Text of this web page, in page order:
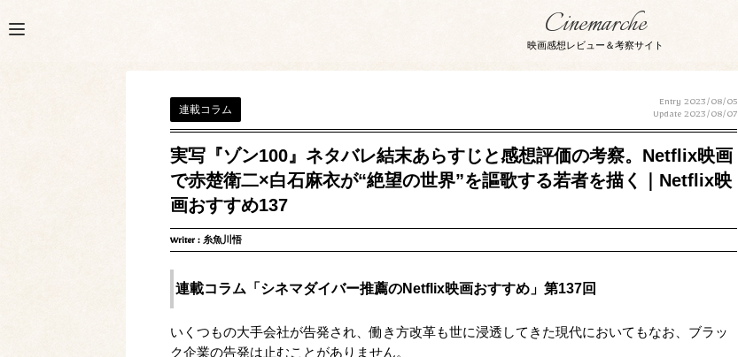
Cinemarche
映画感想レビュー＆考察サイト
連載コラム
Entry 2023/08/05
Update 2023/08/07
実写『ゾン100』ネタバレ結末あらすじと感想評価の考察。Netflix映画
で赤楚衛二×白石麻衣が“絶望の世界”を謳歌する若者を描く｜Netflix映
画おすすめ137
Writer : 糸魚川悟
連載コラム「シネマダイバー推薦のNetflix映画おすすめ」第137回
いくつもの大手会社が告発され、働き方改革も世に浸透してきた現代においてもなお、ブラッ
ク企業の告発は止むことがありません。